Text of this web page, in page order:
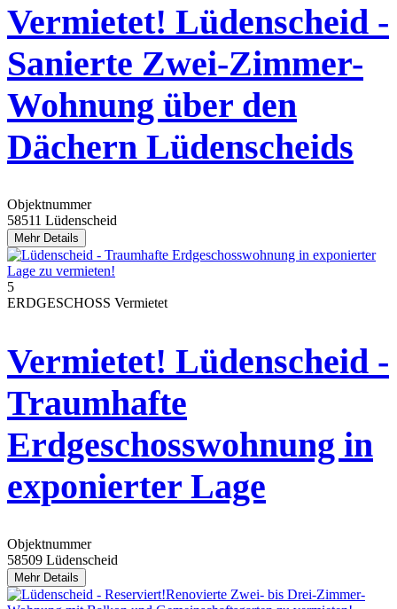
Vermietet! Lüdenscheid -
Sanierte Zwei-Zimmer-
Wohnung über den
Dächern Lüdenscheids
Objektnummer
58511 Lüdenscheid
Mehr Details
5
ERDGESCHOSS Vermietet
Vermietet! Lüdenscheid -
Traumhafte
Erdgeschosswohnung in
exponierter Lage
Objektnummer
58509 Lüdenscheid
Mehr Details